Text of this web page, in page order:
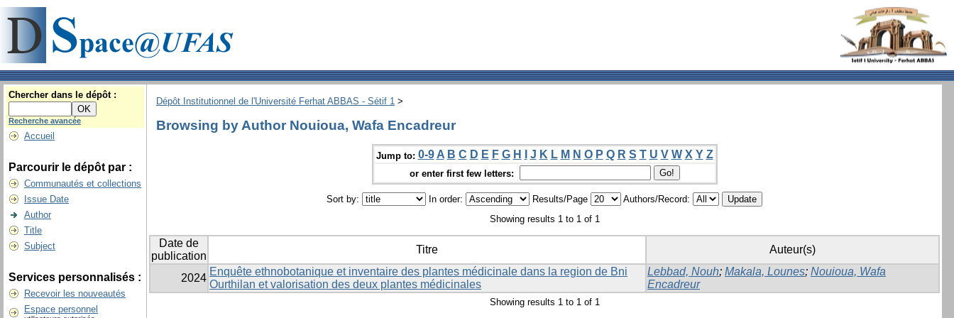
Chercher dans le dépôt :
Recherche avancée
Accueil
Parcourir le dépôt par :
Communautés et collections
Issue Date
Author
Title
Subject
Services personnalisés :
Recevoir les nouveautés
Espace personnel
Dépôt Institutionnel de l'Université Ferhat ABBAS - Sétif 1 >
Browsing by Author Nouioua, Wafa Encadreur
Jump to: 0-9 A B C D E F G H J K L M N O P Q R S T U V W X Y Z
or enter first few letters:
Sort by: In order: Results/Page
Authors/Record:
Showing results 1 to 1 of 1
Date de
publication
Titre Auteur(s)
2024
Enquête ethnobotanique et inventaire des plantes médicinale dans la region de Bni
Ourthilan et valorisation des deux plantes médicinales
Lebbad, Nouh; Makala, Lounes; Nouioua, Wafa
Encadreur
Showing results 1 to 1 of 1